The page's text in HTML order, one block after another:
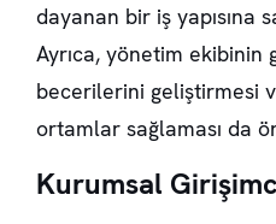
dayanan bir iş yapısına
Ayrıca, yönetim ekibinin
becerilerini geliştirmesi
ortamlar sağlaması da
Kurumsal